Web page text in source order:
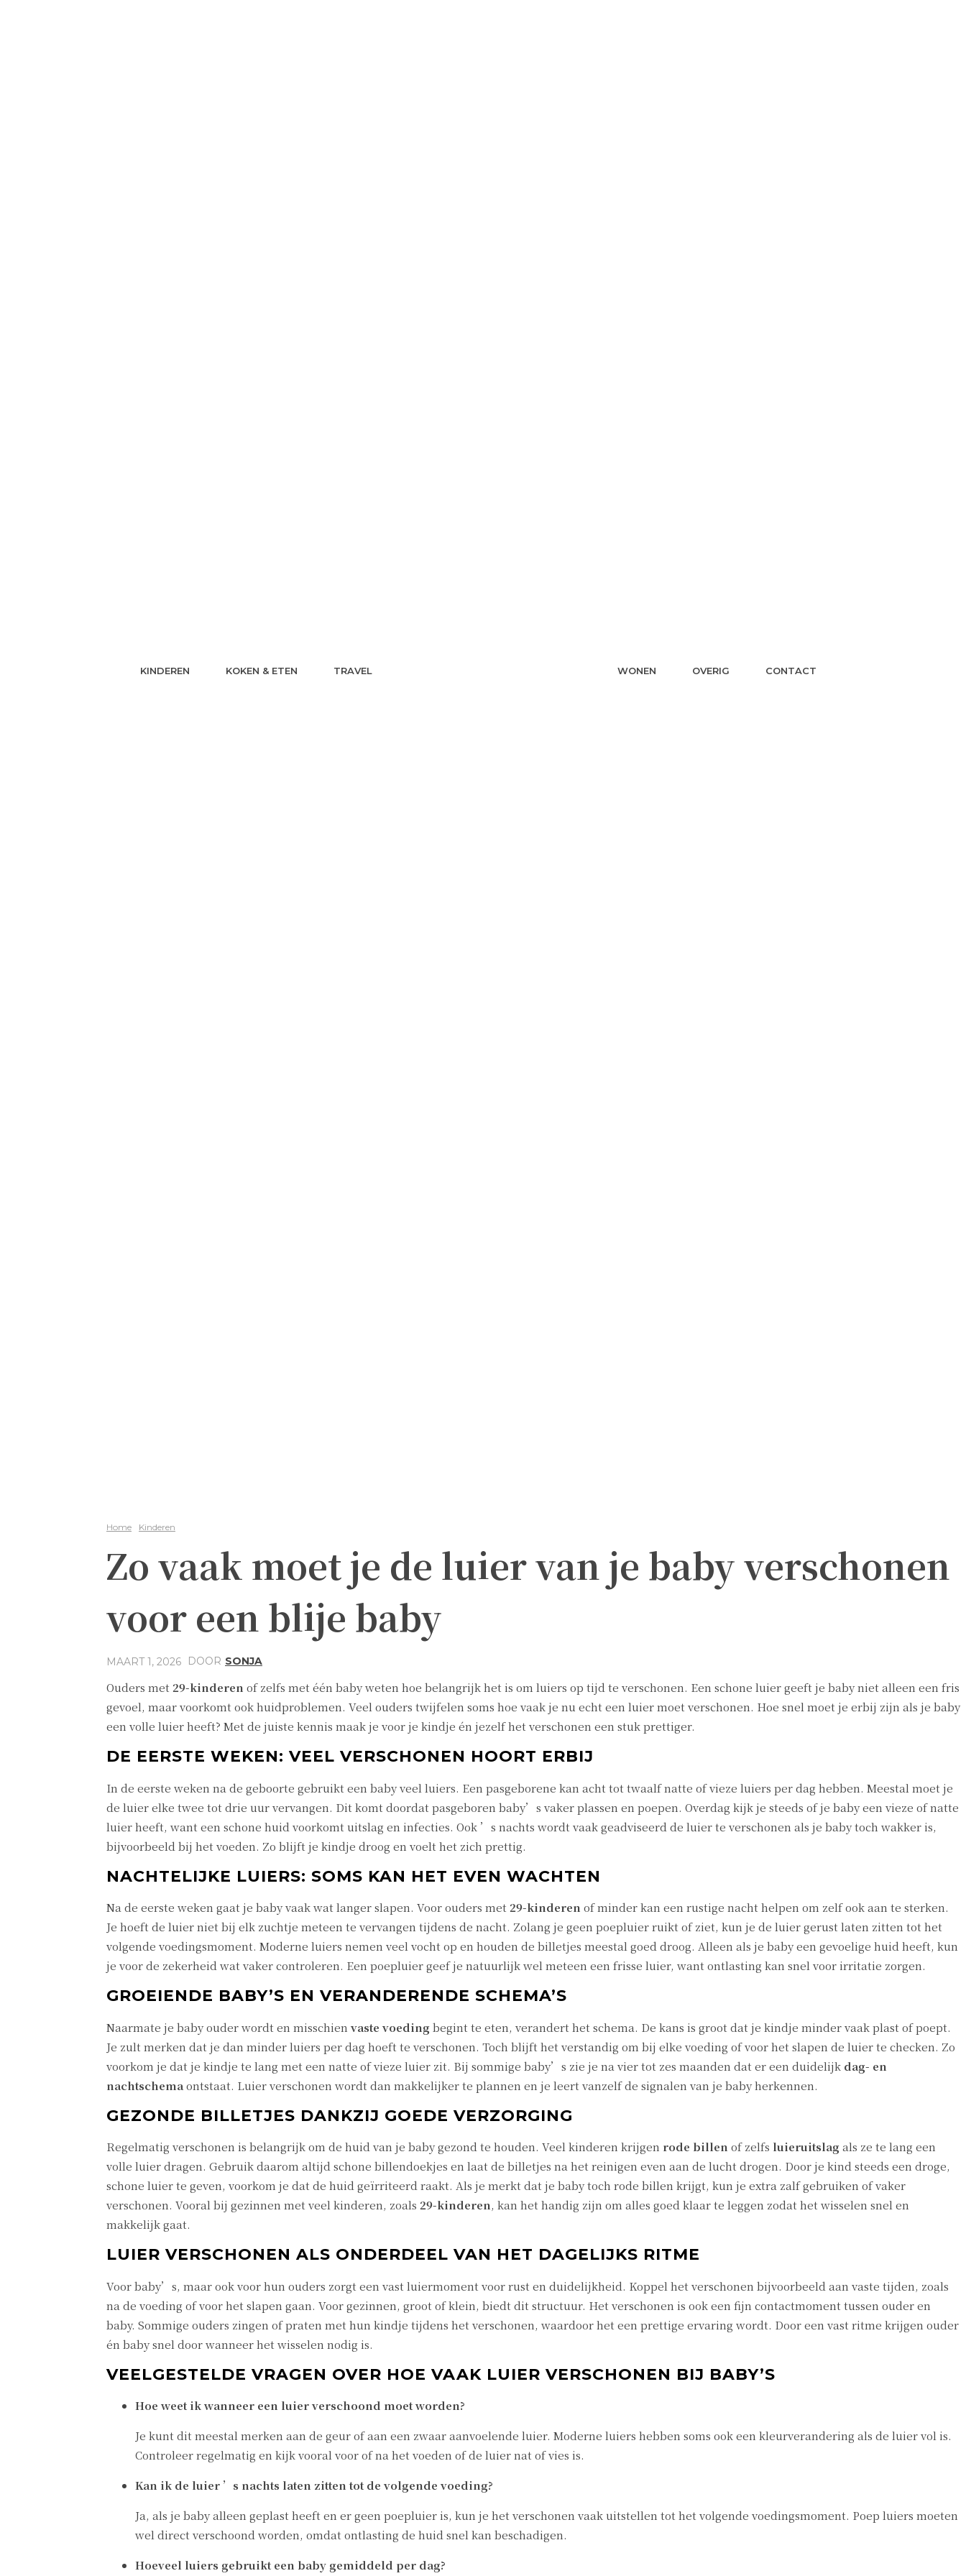
KINDEREN KOKEN & ETEN TRAVEL WONEN OVERIG CONTACT
Home Kinderen
Zo vaak moet je de luier van je baby verschonen
voor een blije baby
MAART 1, 2026 DOOR SONJA
Ouders met 29-kinderen of zelfs met één baby weten hoe belangrijk het is om luiers op tijd te verschonen. Een schone luier geeft je baby niet alleen een fris
gevoel, maar voorkomt ook huidproblemen. Veel ouders twijfelen soms hoe vaak je nu echt een luier moet verschonen. Hoe snel moet je erbij zijn als je baby
een volle luier heeft? Met de juiste kennis maak je voor je kindje én jezelf het verschonen een stuk prettiger.
DE EERSTE WEKEN: VEEL VERSCHONEN HOORT ERBIJ
In de eerste weken na de geboorte gebruikt een baby veel luiers. Een pasgeborene kan acht tot twaalf natte of vieze luiers per dag hebben. Meestal moet je
de luier elke twee tot drie uur vervangen. Dit komt doordat pasgeboren baby’s vaker plassen en poepen. Overdag kijk je steeds of je baby een vieze of natte
luier heeft, want een schone huid voorkomt uitslag en infecties. Ook ’s nachts wordt vaak geadviseerd de luier te verschonen als je baby toch wakker is,
bijvoorbeeld bij het voeden. Zo blijft je kindje droog en voelt het zich prettig.
NACHTELIJKE LUIERS: SOMS KAN HET EVEN WACHTEN
Na de eerste weken gaat je baby vaak wat langer slapen. Voor ouders met 29-kinderen of minder kan een rustige nacht helpen om zelf ook aan te sterken.
Je hoeft de luier niet bij elk zuchtje meteen te vervangen tijdens de nacht. Zolang je geen poepluier ruikt of ziet, kun je de luier gerust laten zitten tot het
volgende voedingsmoment. Moderne luiers nemen veel vocht op en houden de billetjes meestal goed droog. Alleen als je baby een gevoelige huid heeft, kun
je voor de zekerheid wat vaker controleren. Een poepluier geef je natuurlijk wel meteen een frisse luier, want ontlasting kan snel voor irritatie zorgen.
GROEIENDE BABY’S EN VERANDERENDE SCHEMA’S
Naarmate je baby ouder wordt en misschien vaste voeding begint te eten, verandert het schema. De kans is groot dat je kindje minder vaak plast of poept.
Je zult merken dat je dan minder luiers per dag hoeft te verschonen. Toch blijft het verstandig om bij elke voeding of voor het slapen de luier te checken. Zo
voorkom je dat je kindje te lang met een natte of vieze luier zit. Bij sommige baby’s zie je na vier tot zes maanden dat er een duidelijk dag- en
nachtschema ontstaat. Luier verschonen wordt dan makkelijker te plannen en je leert vanzelf de signalen van je baby herkennen.
GEZONDE BILLETJES DANKZIJ GOEDE VERZORGING
Regelmatig verschonen is belangrijk om de huid van je baby gezond te houden. Veel kinderen krijgen rode billen of zelfs luieruitslag als ze te lang een
volle luier dragen. Gebruik daarom altijd schone billendoekjes en laat de billetjes na het reinigen even aan de lucht drogen. Door je kind steeds een droge,
schone luier te geven, voorkom je dat de huid geïrriteerd raakt. Als je merkt dat je baby toch rode billen krijgt, kun je extra zalf gebruiken of vaker
verschonen. Vooral bij gezinnen met veel kinderen, zoals 29-kinderen, kan het handig zijn om alles goed klaar te leggen zodat het wisselen snel en
makkelijk gaat.
LUIER VERSCHONEN ALS ONDERDEEL VAN HET DAGELIJKS RITME
Voor baby’s, maar ook voor hun ouders zorgt een vast luiermoment voor rust en duidelijkheid. Koppel het verschonen bijvoorbeeld aan vaste tijden, zoals
na de voeding of voor het slapen gaan. Voor gezinnen, groot of klein, biedt dit structuur. Het verschonen is ook een fijn contactmoment tussen ouder en
baby. Sommige ouders zingen of praten met hun kindje tijdens het verschonen, waardoor het een prettige ervaring wordt. Door een vast ritme krijgen ouder
én baby snel door wanneer het wisselen nodig is.
VEELGESTELDE VRAGEN OVER HOE VAAK LUIER VERSCHONEN BIJ BABY’S
Hoe weet ik wanneer een luier verschoond moet worden?
Je kunt dit meestal merken aan de geur of aan een zwaar aanvoelende luier. Moderne luiers hebben soms ook een kleurverandering als de luier vol is.
Controleer regelmatig en kijk vooral voor of na het voeden of de luier nat of vies is.
Kan ik de luier ’s nachts laten zitten tot de volgende voeding?
Ja, als je baby alleen geplast heeft en er geen poepluier is, kun je het verschonen vaak uitstellen tot het volgende voedingsmoment. Poep luiers moeten
wel direct verschoond worden, omdat ontlasting de huid snel kan beschadigen.
Hoeveel luiers gebruikt een baby gemiddeld per dag?